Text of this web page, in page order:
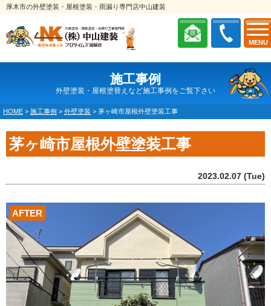
MENU
厚木市の外壁塗装・屋根塗装・雨漏り専門店中山建装
施工事例
外壁塗装・屋根塗替えなど施工事例をご覧下さい
HOME > 施工事例 > 外壁塗装 > 茅ヶ崎市屋根外壁塗装工事
茅ヶ崎市屋根外壁塗装工事
2023.02.07 (Tue)
AFTER